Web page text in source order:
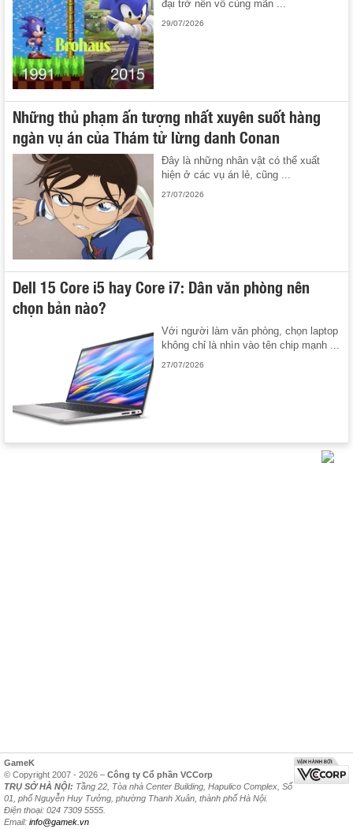
đại trở nên vô cùng mãn ...
29/07/2026
Những thủ phạm ấn tượng nhất xuyên suốt hàng
ngàn vụ án của Thám tử lừng danh Conan
Đây là những nhân vật có thể xuất
hiện ở các vụ án lẻ, cũng ...
27/07/2026
Dell 15 Core i5 hay Core i7: Dân văn phòng nên
chọn bản nào?
Với người làm văn phòng, chọn laptop
không chỉ là nhìn vào tên chip mạnh ...
27/07/2026
GameK
© Copyright 2007 - 2026 – Công ty Cổ phần VCCorp
TRỤ SỞ HÀ NỘI: Tầng 22, Tòa nhà Center Building, Hapulico Complex, Số
01, phố Nguyễn Huy Tưởng, phường Thanh Xuân, thành phố Hà Nội.
Điện thoại: 024 7309 5555.
Email: info@gamek.vn